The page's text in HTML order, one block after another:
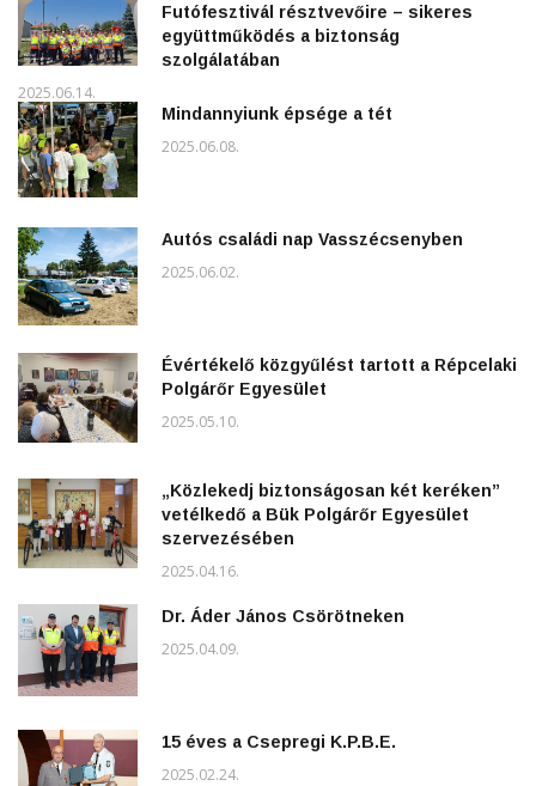
Futófesztivál résztvevőire – sikeres
együttműködés a biztonság
szolgálatában
2025.06.14.
Mindannyiunk épsége a tét
2025.06.08.
Autós családi nap Vasszécsenyben
2025.06.02.
Évértékelő közgyűlést tartott a Répcelaki
Polgárőr Egyesület
2025.05.10.
„Közlekedj biztonságosan két keréken”
vetélkedő a Bük Polgárőr Egyesület
szervezésében
2025.04.16.
Dr. Áder János Csörötneken
2025.04.09.
15 éves a Csepregi K.P.B.E.
2025.02.24.